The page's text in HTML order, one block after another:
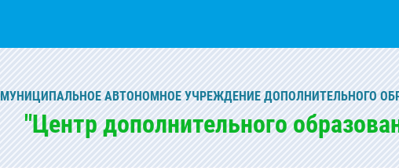
МУНИЦИПАЛЬНОЕ АВТОНОМНОЕ УЧРЕЖДЕНИЕ ДОПОЛНИТЕЛЬНОГО
"Центр дополнительного